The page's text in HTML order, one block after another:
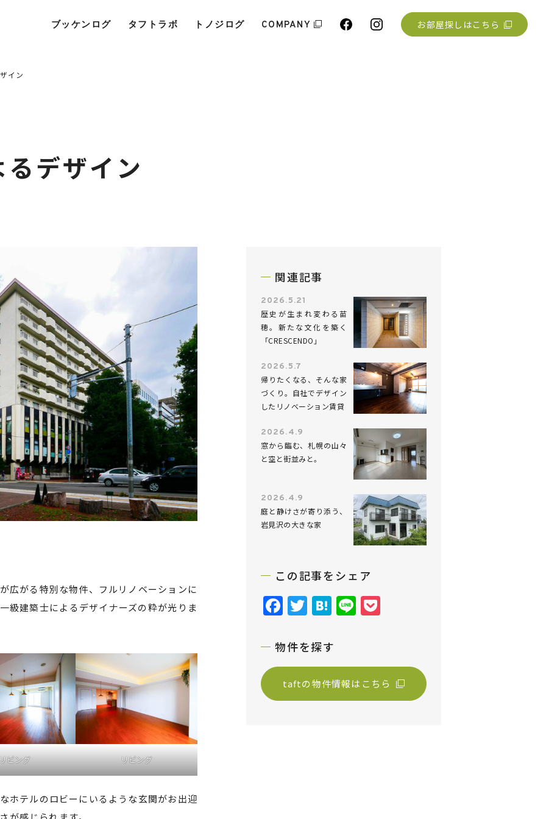
ブッケンログ タフトラボ トノジログ COMPANY お部屋探しはこちら
イン
デザイン
広がる特別な物件、フルリノベーションに
級建築士によるデザイナーズの粋が光りま
ビング リビング
ホテルのロビーにいるような玄関がお出迎
関連記事
2026.5.21
歴史が生まれ変わる苗
穂。新たな文化を築く
「CRESCENDO」
2026.5.7
帰りたくなる、そんな家
づくり。自社でデザイン
したリノベーション賃貸
2026.4.9
窓から臨む、札幌の山々
と空と街並みと。
2026.4.9
庭と静けさが寄り添う、
岩見沢の大きな家
この記事をシェア
Facebook
Twitter
Hatena
Line
物件を探す
taftの物件情報はこちら